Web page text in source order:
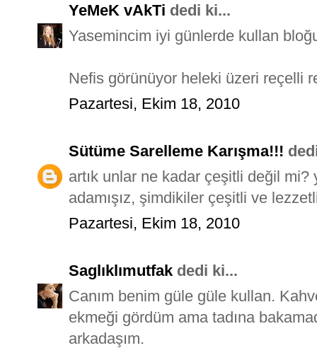
YeMeK vAkTi dedi ki...
Yasemincim iyi günlerde kullan
Nefis görünüyor heleki üzeri reçelli
Pazartesi, Ekim 18, 2010
Sütüme Sarelleme Karışma!!!
artık unlar ne kadar çeşitli değil mi?
adamışız, şimdikiler çeşitli ve
Pazartesi, Ekim 18, 2010
Saglıklımutfak dedi ki...
Canım benim güle güle kullan.
ekmeği gördüm ama tadına
arkadaşım.